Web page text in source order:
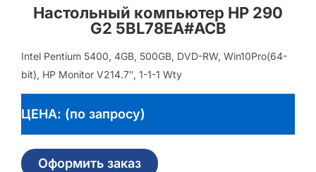
Настольный компьютер HP 290
G2 5BL78EA#ACB
Intel Pentium 5400, 4GB, 500GB, DVD-RW, Win10Pro(64-
bit), HP Monitor V214.7″, 1-1-1 Wty
ЦЕНА: (по запросу)
Оформить заказ